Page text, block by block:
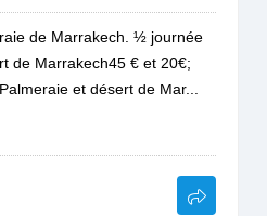
de Marrakech. ½ journée
de Marrakech45 € et 20€;
et désert de Mar...